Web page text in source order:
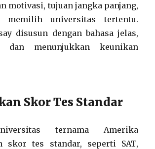
motivasi, tujuan jangka panjang,
memilih universitas tertentu.
disusun dengan bahasa jelas,
menunjukkan keunikan
Skor Tes Standar
ternama Amerika
skor tes standar, seperti SAT,